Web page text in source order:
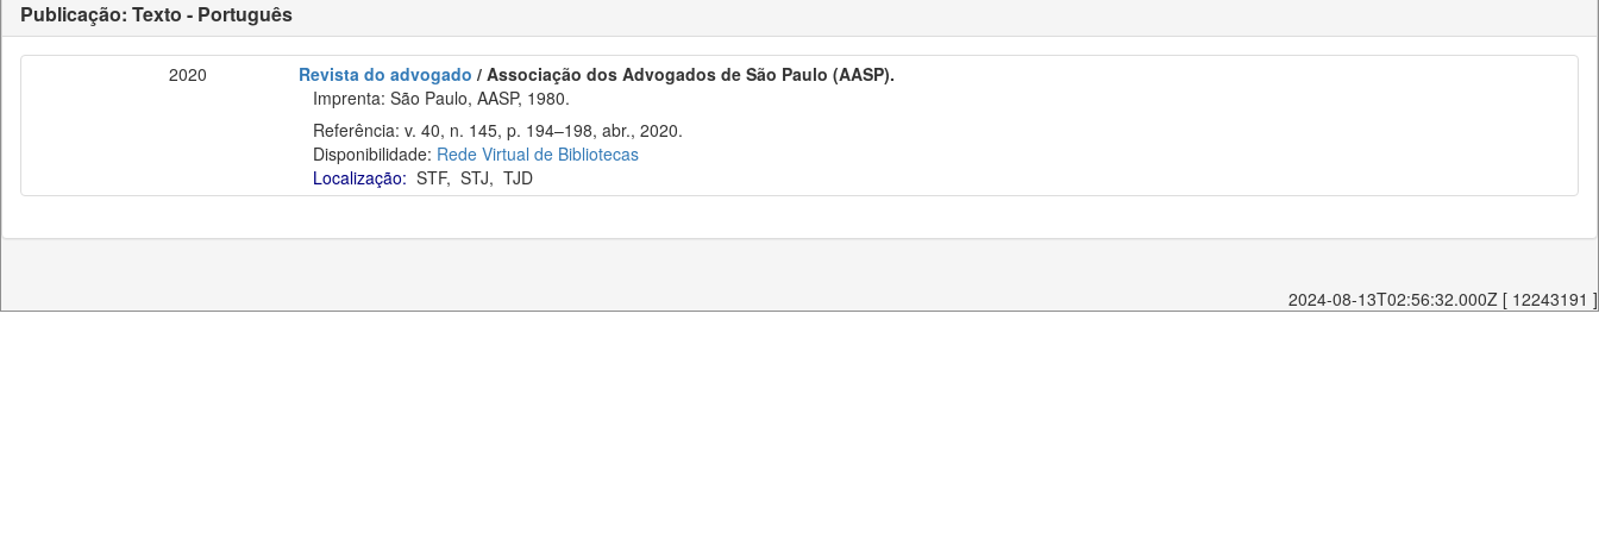
Publicação: Texto - Português
2020 Revista do advogado / Associação dos Advogados de São Paulo (AASP).
Imprenta: São Paulo, AASP, 1980.
Referência: v. 40, n. 145, p. 194–198, abr., 2020.
Disponibilidade: Rede Virtual de Bibliotecas
Localização: STF, STJ, TJD
2024-08-13T02:56:32.000Z [ 12243191 ]